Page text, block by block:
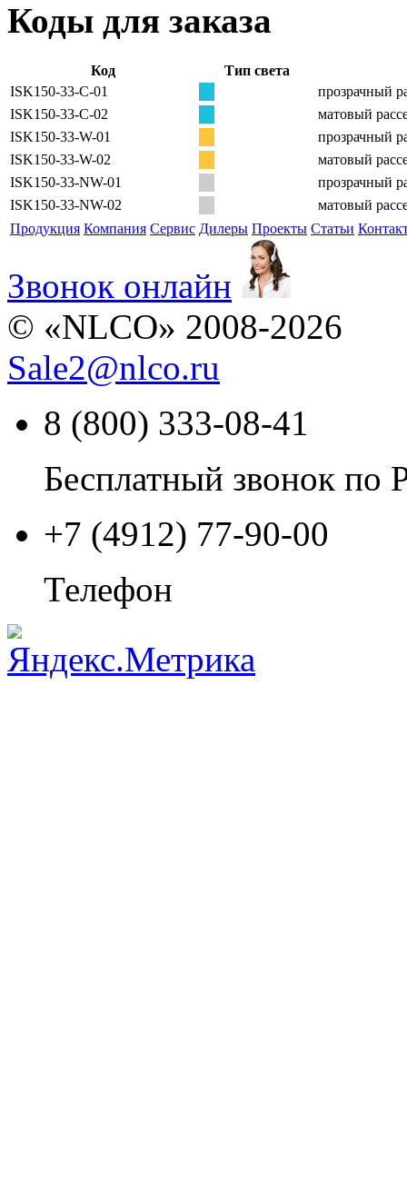
Коды для заказа
Код
Тип света
ISK150-33-C-01
прозрачный
ISK150-33-C-02
матовый
ISK150-33-W-01
прозрачный
ISK150-33-W-02
матовый
ISK150-33-NW-01
прозрачный
ISK150-33-NW-02
матовый
Продукция Компания Сервис Дилеры Проекты Статьи
Звонок онлайн
© «NLCO» 2008-2026
Sale2@nlco.ru
8 (800) 333-08-41
Бесплатный звонок по
+7 (4912) 77-90-00
Телефон